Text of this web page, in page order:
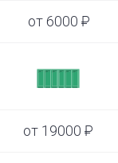
от 6000 
от 19000 